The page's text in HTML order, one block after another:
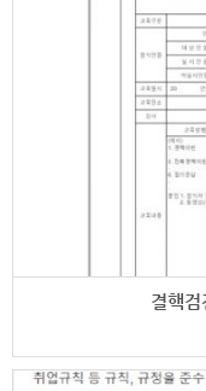
결핵검